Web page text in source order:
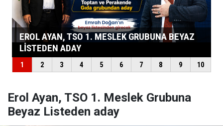
Erol Ayan, TSO 1. Meslek Grubuna
Beyaz Listeden aday